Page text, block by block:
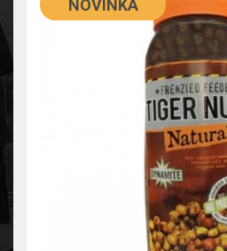
NOVINKA